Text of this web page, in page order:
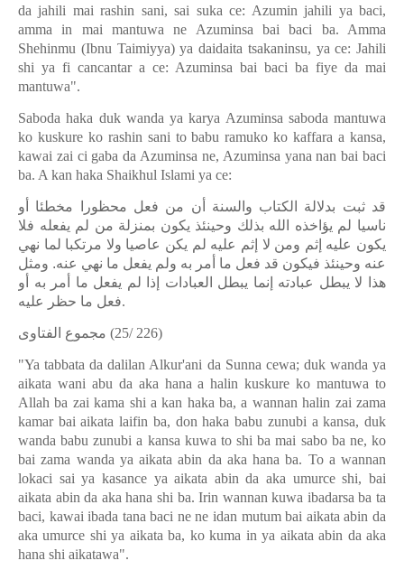
da jahili mai rashin sani, sai suka ce: Azumin jahili ya baci,
amma in mai mantuwa ne Azuminsa bai baci ba. Amma
Shehinmu (Ibnu Taimiyya) ya daidaita tsakaninsu, ya ce: Jahili
shi ya fi cancantar a ce: Azuminsa bai baci ba fiye da mai
mantuwa".
Saboda haka duk wanda ya karya Azuminsa saboda mantuwa
ko kuskure ko rashin sani to babu ramuko ko kaffara a kansa,
kawai zai ci gaba da Azuminsa ne, Azuminsa yana nan bai baci
ba. A kan haka Shaikhul Islami ya ce:
قد ثبت بدلالة الكتاب والسنة أن من فعل محظورا مخطئا أو
ناسيا لم يؤاخذه الله بذلك وحينئذ يكون بمنزلة من لم يفعله فلا
يكون عليه إثم ومن لا إثم عليه لم يكن عاصيا ولا مرتكبا لما نهي
عنه وحينئذ فيكون قد فعل ما أمر به ولم يفعل ما نهي عنه. ومثل
هذا لا يبطل عبادته إنما يبطل العبادات إذا لم يفعل ما أمر به أو
فعل ما حظر عليه.
مجموع الفتاوى (25/ 226)
"Ya tabbata da dalilan Alkur'ani da Sunna cewa; duk wanda ya
aikata wani abu da aka hana a halin kuskure ko mantuwa to
Allah ba zai kama shi a kan haka ba, a wannan halin zai zama
kamar bai aikata laifin ba, don haka babu zunubi a kansa, duk
wanda babu zunubi a kansa kuwa to shi ba mai sabo ba ne, ko
bai zama wanda ya aikata abin da aka hana ba. To a wannan
lokaci sai ya kasance ya aikata abin da aka umurce shi, bai
aikata abin da aka hana shi ba. Irin wannan kuwa ibadarsa ba ta
baci, kawai ibada tana baci ne ne idan mutum bai aikata abin da
aka umurce shi ya aikata ba, ko kuma in ya aikata abin da aka
hana shi aikatawa".